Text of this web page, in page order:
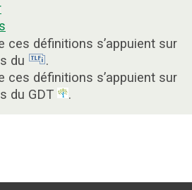
ces définitions s’appuient sur
du
.
ces définitions s’appuient sur
du GDT
.